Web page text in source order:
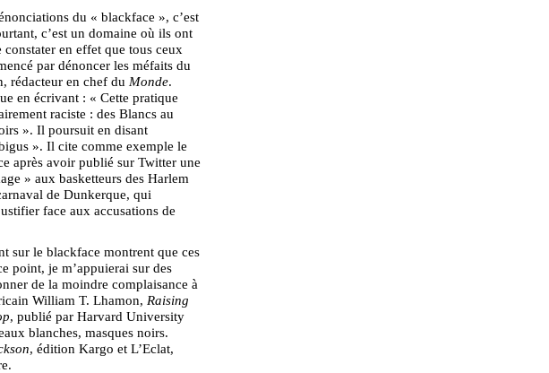
du « blackface », c’est
c’est un domaine où ils ont
en effet que tous ceux
par dénoncer les méfaits du
rédacteur en chef du Monde.
en écrivant : « Cette pratique
raciste : des Blancs au
». Il poursuit en disant
». Il cite comme exemple le
après avoir publié sur Twitter une
» aux basketteurs des Harlem
de Dunkerque, qui
face aux accusations de
sur le blackface montrent que ces
point, je m’appuierai sur des
de la moindre complaisance à
William T. Lhamon, Raising
, publié par Harvard University
blanches, masques noirs.
, édition Kargo et L’Eclat,